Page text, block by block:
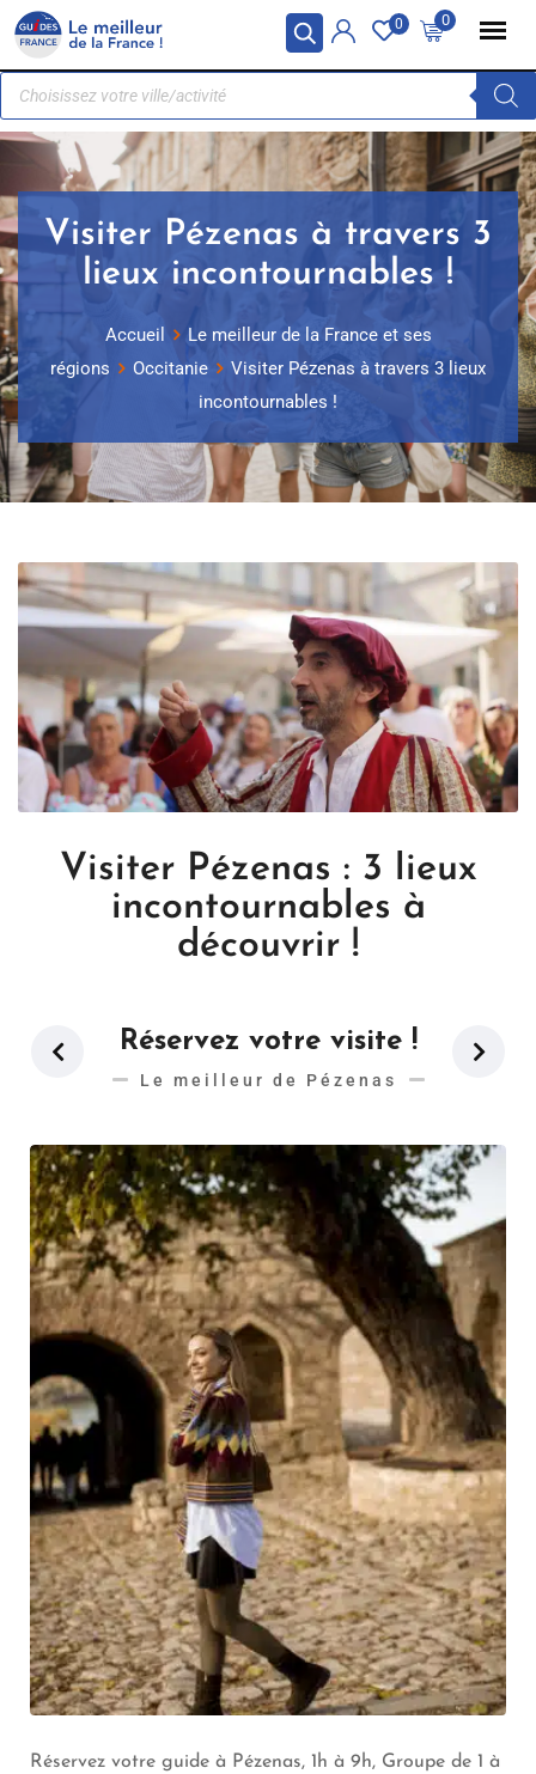
Panneau de gestion des cookies 0
0
Visiter Pézenas à travers 3
lieux incontournables !
Accueil
Le meilleur de la France et ses
régions
Occitanie
Visiter Pézenas à travers 3 lieux
incontournables !
Visiter Pézenas : 3 lieux
incontournables à
découvrir !
Réservez votre visite !
Le meilleur de Pézenas
Réservez votre guide à Pézenas, 1h à 9h, Groupe de 1 à